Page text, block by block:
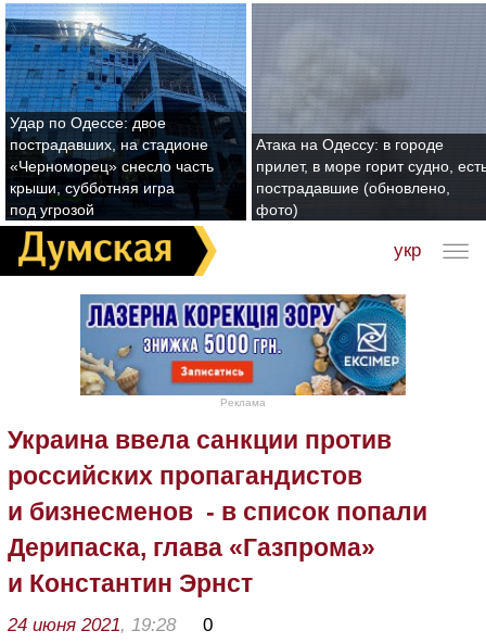
Удар по Одессе: двое
пострадавших, на стадионе
«Черноморец» снесло часть
крыши, субботняя игра
под угрозой
Атака на Одессу: в городе
прилет, в море горит судно,
пострадавшие (обновлено,
фото)
укр
Реклама
Украина ввела санкции против
российских пропагандистов
и бизнесменов - в список попали
Дерипаска, глава «Газпрома»
и Константин Эрнст
24 июня 2021, 19:28 0